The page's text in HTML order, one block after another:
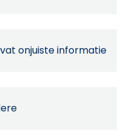
onjuiste informatie